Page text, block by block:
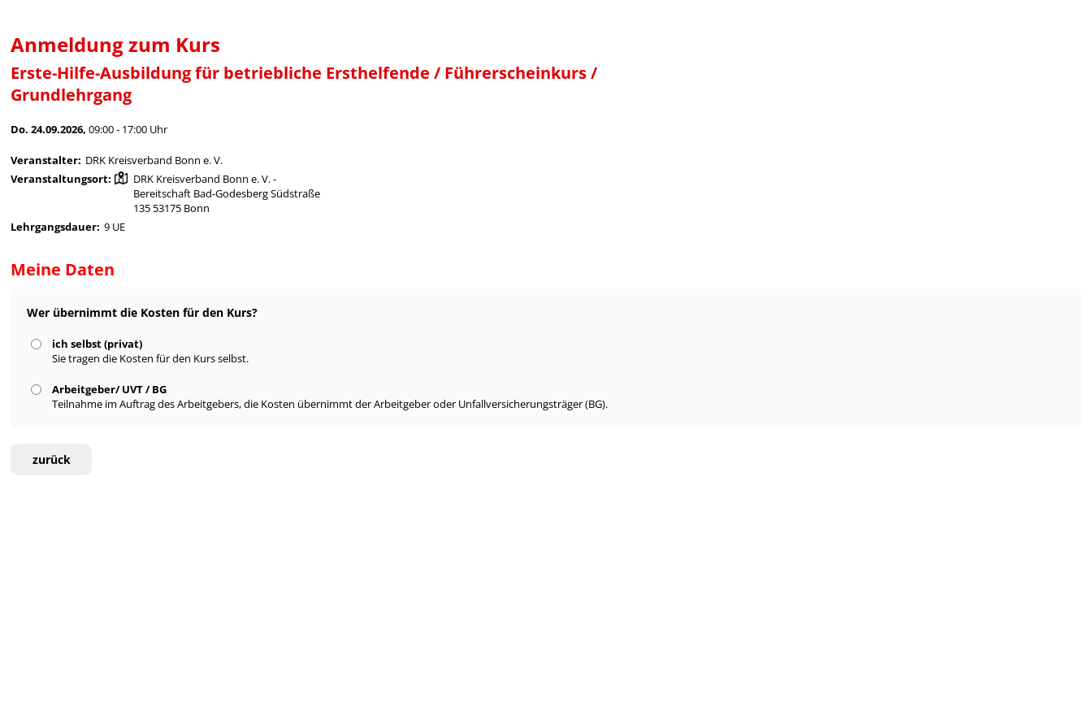
Anmeldung zum Kurs
Erste-Hilfe-Ausbildung für betriebliche Ersthelfende / Führerscheinkurs /
Grundlehrgang
Do. 24.09.2026,09:00 - 17:00 Uhr
Veranstalter: DRK Kreisverband Bonn e. V.
Veranstaltungsort:
DRK Kreisverband Bonn e. V. -
Bereitschaft Bad-Godesberg Südstraße
135 53175 Bonn
Lehrgangsdauer: 9 UE
Meine Daten
Wer übernimmt die Kosten für den Kurs?
ich selbst (privat)
Sie tragen die Kosten für den Kurs selbst.
Arbeitgeber/ UVT / BG
Teilnahme im Auftrag des Arbeitgebers, die Kosten übernimmt der Arbeitgeber oder Unfallversicherungsträger (BG).
zurück